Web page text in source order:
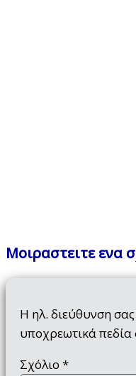
Μοιραστειτε ενα
Η ηλ. διεύθυνση
υποχρεωτικά πεδία
Σχόλιο *